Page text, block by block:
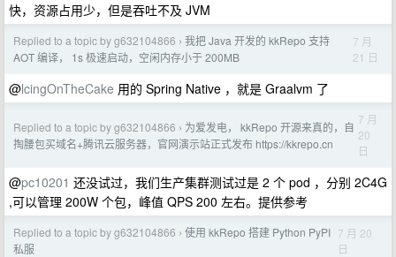
快，资源占用少，但是吞吐不及 JVM
Replied to a topic by g632104866 › 我把 Java 开发的 kkRepo 支持
AOT 编译， 1s 极速启动，空闲内存小于 200MB
7 月
21 日
@lcingOnTheCake 用的 Spring Native ，就是 Graalvm 了
Replied to a topic by g632104866 › 为爱发电， kkRepo 开源来真的，自
掏腰包买域名+腾讯云服务器，官网演示站正式发布 https://kkrepo.cn
7 月
20
日
@pc10201 还没试过，我们生产集群测试过是 2 个 pod ，分别 2C4G
,可以管理 200W 个包，峰值 QPS 200 左右。提供参考
Replied to a topic by g632104866 › 使用 kkRepo 搭建 Python PyPI
私服
7 月 20
日